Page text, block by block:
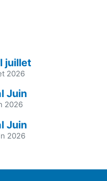
juillet
2026
Juin
2026
Juin
2026